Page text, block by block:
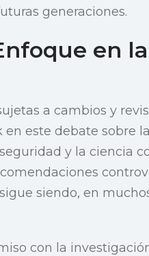
generaciones.
en
a cambios y
este debate sobre
y la ciencia
siendo, en
con la